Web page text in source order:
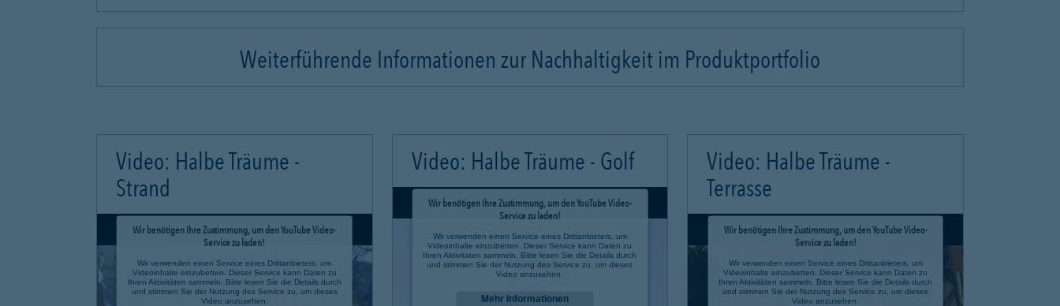
Weiterführende Informationen zur Nachhaltigkeit im Produktportfolio
Video: Halbe Träume -
Strand
Wir benötigen Ihre Zustimmung, um den YouTube Video-
Service zu laden!
Wir verwenden einen Service eines Drittanbieters, um
Videoinhalte einzubetten. Dieser Service kann Daten zu
Ihren Aktivitäten sammeln. Bitte lesen Sie die Details durch
und stimmen Sie der Nutzung des Service zu, um dieses
Video anzusehen.
Video: Halbe Träume - Golf
Wir benötigen Ihre Zustimmung, um den YouTube Video-
Service zu laden!
Wir verwenden einen Service eines Drittanbieters, um
Videoinhalte einzubetten. Dieser Service kann Daten zu
Ihren Aktivitäten sammeln. Bitte lesen Sie die Details durch
und stimmen Sie der Nutzung des Service zu, um dieses
Video anzusehen.
Mehr Informationen
Video: Halbe Träume -
Terrasse
Wir benötigen Ihre Zustimmung, um den YouTube Video-
Service zu laden!
Wir verwenden einen Service eines Drittanbieters, um
Videoinhalte einzubetten. Dieser Service kann Daten zu
Ihren Aktivitäten sammeln. Bitte lesen Sie die Details durch
und stimmen Sie der Nutzung des Service zu, um dieses
Video anzusehen.